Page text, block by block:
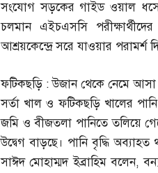
সংযোগ সড়কের গাইড ওয়াল ধসে
চলমান এইচএসসি
আশ্রয়কেন্দ্রে সরে যাওয়ার পরামর্শ
ফটিকছড়ি :উজান থেকে নেমে আসা
সর্তা খাল ও ফটিকছড়ি খালের
জমি ও বীজতলা পানিতে তলিয়ে
উদ্বেগ বাড়ছে। পানি বৃদ্ধি
সাঈদ মোহাম্মদ ইব্রাহিম বলেন,